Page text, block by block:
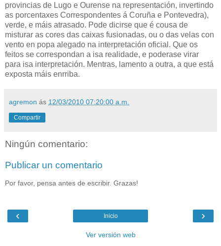
provincias de Lugo e Ourense na representación, invertindo
as porcentaxes Correspondentes á Coruña e Pontevedra),
verde, e máis atrasado. Pode dicirse que é cousa de
misturar as cores das caixas fusionadas, ou o das velas con
vento en popa alegado na interpretación oficial. Que os
feitos se correspondan a isa realidade, e poderase virar
para isa interpretación. Mentras, lamento a outra, a que está
exposta máis enrriba.
agremon ás 12/03/2010 07:20:00 a.m.
Compartir
Ningún comentario:
Publicar un comentario
Por favor, pensa antes de escribir. Grazas!
‹ ›
Inicio
Ver versión web